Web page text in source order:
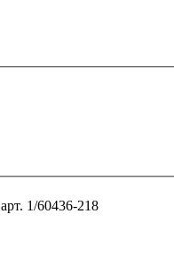
Болт М8*25*1,25 8.8 арт. 1/60436-218